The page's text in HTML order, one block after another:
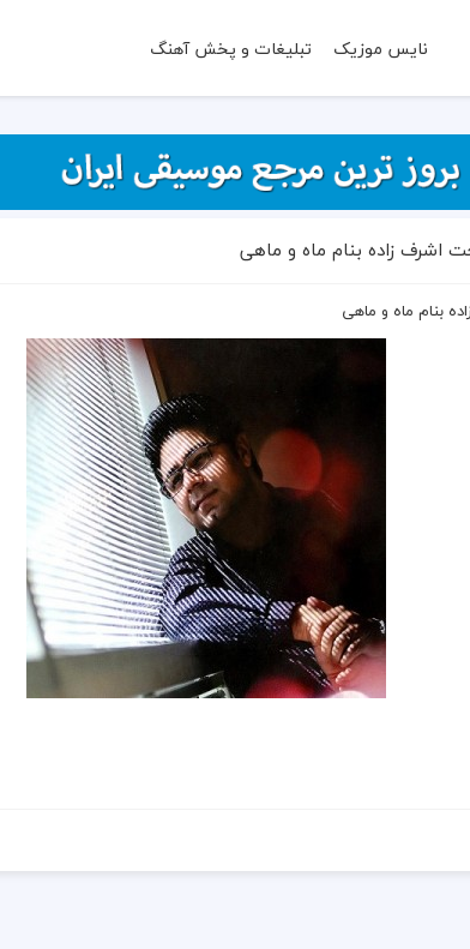
نایس موزیک تبلیغات و پخش آهنگ
اشرف زاده بنام ماه و ماهی
بنام ماه و ماهی